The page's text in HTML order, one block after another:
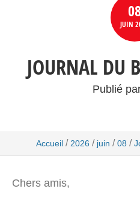
JUIN
JOURNAL DU
Publié
Accueil / 2026 / juin / 08 /
Chers amis,